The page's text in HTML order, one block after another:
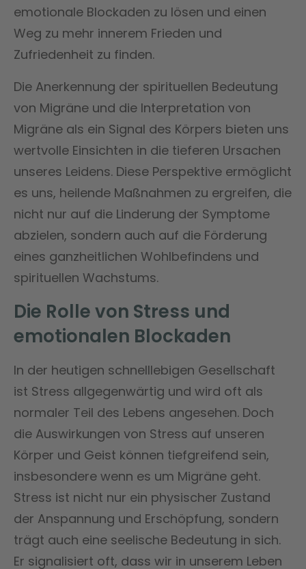
emotionale Blockaden zu lösen und einen
Weg zu mehr innerem Frieden und
Zufriedenheit zu finden.
Die Anerkennung der spirituellen Bedeutung
von Migräne und die Interpretation von
Migräne als ein Signal des Körpers bieten uns
wertvolle Einsichten in die tieferen Ursachen
unseres Leidens. Diese Perspektive ermöglicht
es uns, heilende Maßnahmen zu ergreifen, die
nicht nur auf die Linderung der Symptome
abzielen, sondern auch auf die Förderung
eines ganzheitlichen Wohlbefindens und
spirituellen Wachstums.
Die Rolle von Stress und
emotionalen Blockaden
In der heutigen schnelllebigen Gesellschaft
ist Stress allgegenwärtig und wird oft als
normaler Teil des Lebens angesehen. Doch
die Auswirkungen von Stress auf unseren
Körper und Geist können tiefgreifend sein,
insbesondere wenn es um Migräne geht.
Stress ist nicht nur ein physischer Zustand
der Anspannung und Erschöpfung, sondern
trägt auch eine seelische Bedeutung in sich.
Er signalisiert oft, dass wir in unserem Leben